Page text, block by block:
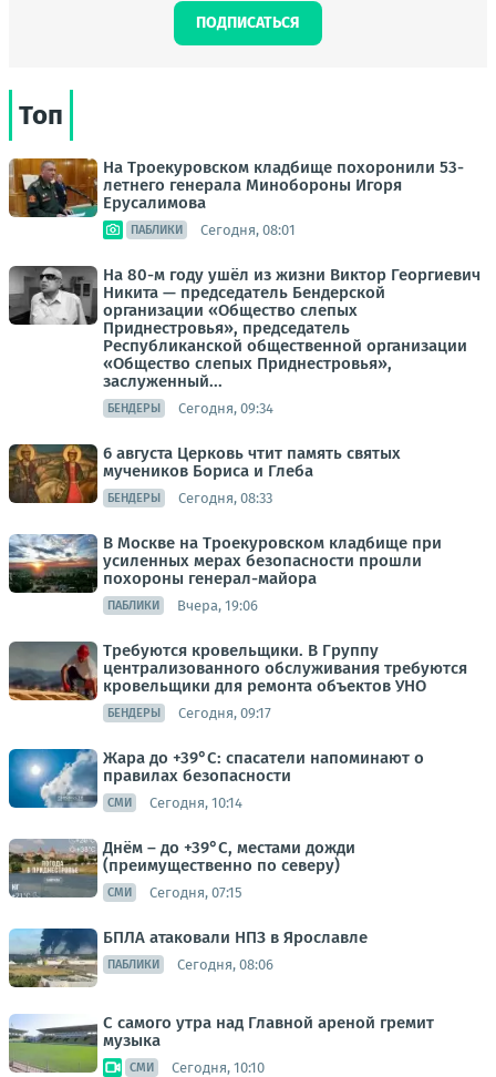
ПОДПИСАТЬСЯ
Топ
На Троекуровском кладбище похоронили 53-
летнего генерала Минобороны Игоря
Ерусалимова
ПАБЛИКИ Сегодня, 08:01
На 80-м году ушёл из жизни Виктор Георгиевич
Никита — председатель Бендерской
организации «Общество слепых
Приднестровья», председатель
Республиканской общественной организации
«Общество слепых Приднестровья»,
заслуженный...
БЕНДЕРЫ Сегодня, 09:34
6 августа Церковь чтит память святых
мучеников Бориса и Глеба
БЕНДЕРЫ Сегодня, 08:33
В Москве на Троекуровском кладбище при
усиленных мерах безопасности прошли
похороны генерал-майора
ПАБЛИКИ Вчера, 19:06
Требуются кровельщики. В Группу
централизованного обслуживания требуются
кровельщики для ремонта объектов УНО
БЕНДЕРЫ Сегодня, 09:17
Жара до +39°С: спасатели напоминают о
правилах безопасности
СМИ Сегодня, 10:14
Днём – до +39°С, местами дожди
(преимущественно по северу)
СМИ Сегодня, 07:15
БПЛА атаковали НПЗ в Ярославле
ПАБЛИКИ Сегодня, 08:06
С самого утра над Главной ареной гремит
музыка
СМИ Сегодня, 10:10